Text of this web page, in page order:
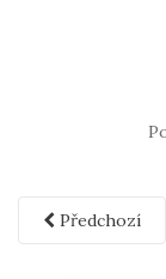
Předchozí